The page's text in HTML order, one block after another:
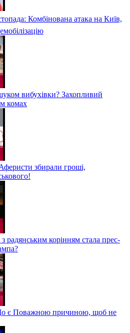
Комбінована атака на Київ,
вибухівки? Захопливий
комах
збирали гроші,
радянським корінням стала прес-
Поважною причиною, щоб не